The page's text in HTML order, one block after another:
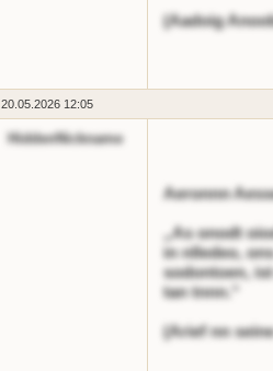
(Aadoig
20.05.2026 12:05
HiddenNickname
Aeronnn
„As onodt
in nlledeo,
sodontoen,
tan tnnn.“
(Arief nn